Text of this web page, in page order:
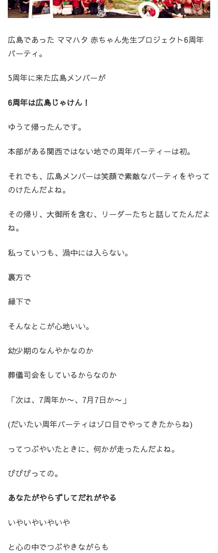
広島であった ママハタ 赤ちゃん先生プロジェクト6周年
パーティ。
5周年に来た広島メンバーが
6周年は広島じゃけん！
ゆうて帰ったんです。
本部がある関西ではない地での周年パーティーは初。
それでも、広島メンバーは笑顔で素敵なパーティをやって
のけたんだよね。
その帰り、大御所を含む、リーダーたちと話してたんだよ
ね。
私っていつも、渦中には入らない。
裏方で
縁下で
そんなとこが心地いい。
幼少期のなんやかなのか
葬儀司会をしているからなのか
「次は、7周年か〜、7月7日か〜」
(だいたい周年パーティはゾロ目でやってきたからね)
ってつぶやいたときに、何かが走ったんだよね。
びびびっての。
あなたがやらずしてだれがやる
いやいやいやいや
と心の中でつぶやきながらも